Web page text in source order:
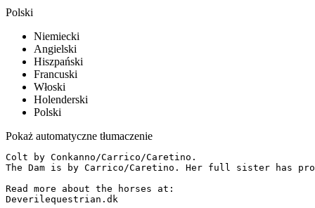
Polski
Niemiecki
Angielski
Hiszpański
Francuski
Włoski
Holenderski
Polski
Pokaż automatyczne tłumaczenie
Colt by Conkanno/Carrico/Caretino.
The Dam is by Carrico/Caretino. Her full sister has
Read more about the horses at:
Deverilequestrian.dk